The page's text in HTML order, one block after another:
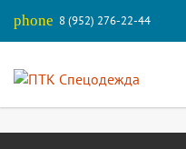
phone 8 (952) 276-22-44